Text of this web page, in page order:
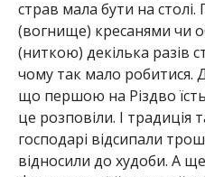
страв мала бути на
(вогнище) кресанями чи
(ниткою) декілька разів
чому так мало робитися.
що першою на Різдво
це розповіли. І традиція
господарі відсипали
відносили до худоби. А